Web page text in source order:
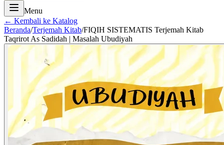
Menu
← Kembali ke Katalog
Beranda/Terjemah Kitab/FIQIH SISTEMATIS Terjemah Kitab
Taqrirot As Sadidah | Masalah Ubudiyah